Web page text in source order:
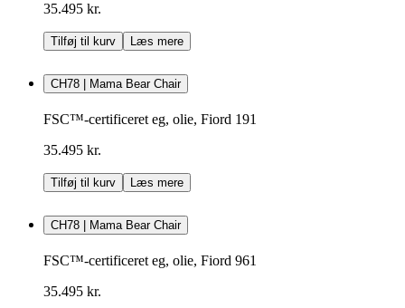
35.495 kr.
Tilføj til kurv Læs mere
CH78 | Mama Bear Chair
FSC™-certificeret eg, olie, Fiord 191
35.495 kr.
Tilføj til kurv Læs mere
CH78 | Mama Bear Chair
FSC™-certificeret eg, olie, Fiord 961
35.495 kr.